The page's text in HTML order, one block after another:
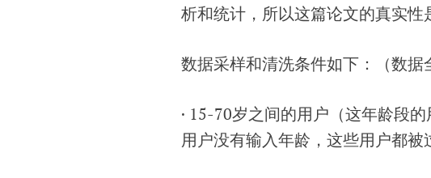
析和统计，所以这篇论文的真实性
数据采样和清洗条件如下：（数据
· 15-70岁之间的用户（这年龄段
用户没有输入年龄，这些用户都被